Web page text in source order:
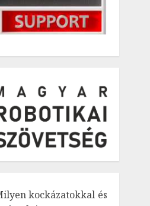
kockázatokkal és